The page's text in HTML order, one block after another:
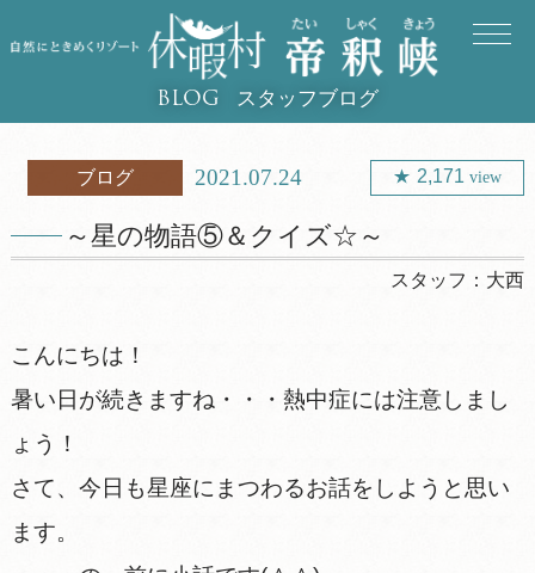
BLOG スタッフブログ
ブログ 2021.07.24 2,171view
～星の物語⑤＆クイズ☆～
スタッフ： 大西
こんにちは！
暑い日が続きますね・・・熱中症には注意しまし
ょう！
さて、今日も星座にまつわるお話をしようと思い
ます。